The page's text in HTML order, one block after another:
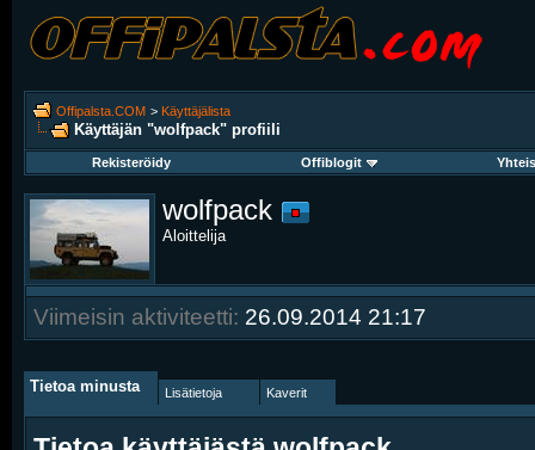
Offipalsta.COM > Käyttäjälista
Käyttäjän "wolfpack" profiili
Rekisteröidy Offiblogit
wolfpack
Aloittelija
Viimeisin aktiviteetti: 26.09.2014 21:17
Tietoa minusta Lisätietoja Kaverit